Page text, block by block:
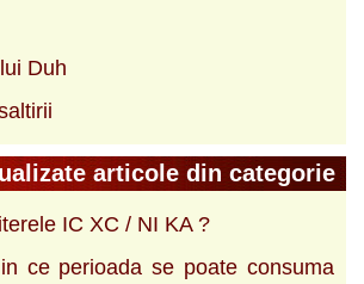
Duh
articole din categorie
IC XC / NI KA ?
ce perioada se poate consuma